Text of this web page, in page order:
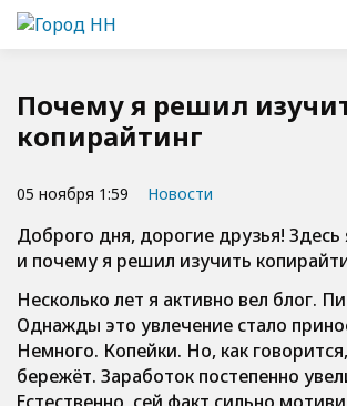
Почему я решил
копирайтинг
05 ноября 1:59 Новости
Доброго дня, дорогие друзья! Здесь
и почему я решил изучить
Несколько лет я активно вел блог.
Однажды это увлечение стало
Немного. Копейки. Но, как
бережёт. Заработок постепенно